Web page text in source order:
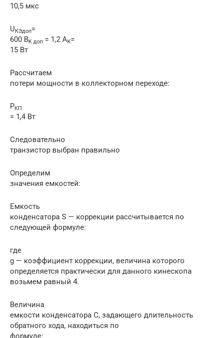
10,5 мкс
U КЭдоп=
600 BK доп = 1,2 AK=
15 Вт
Рассчитаем
потери мощности в коллекторном переходе:
РКП
= 1,4 Вт
Следовательно
транзистор выбран правильно
Определим
значения емкостей:
Емкость
конденсатора S — коррекции рассчитывается по
следующей формуле:
где
g — коэффициент коррекции, величина которого
определяется практически для данного кинескопа
возьмем равный 4.
Величина
емкости конденсатора С, задающего длительность
обратного хода, находиться по
формуле: